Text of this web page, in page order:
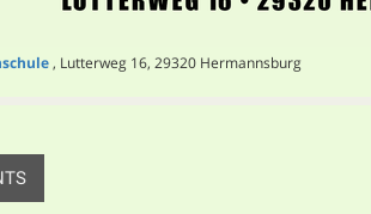
, Lutterweg 16, 29320 Hermannsburg